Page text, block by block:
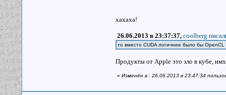
хахаха!
26.06.2013 в 23:37:37, coolberg
то вместо CUDA логичнее было бы OpenCL
Продукты от Apple это зло в кубе,
« Изменён в : 26.06.2013 в 23:47:34